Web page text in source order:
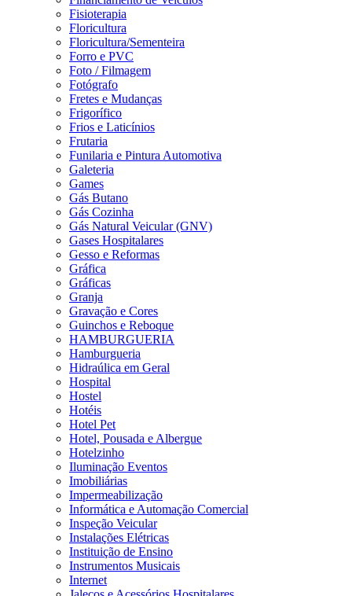
Fisioterapia
Floricultura
Floricultura/Sementeira
Forro e PVC
Foto / Filmagem
Fotógrafo
Fretes e Mudanças
Frigorífico
Frios e Laticínios
Frutaria
Funilaria e Pintura Automotiva
Galeteria
Games
Gás Butano
Gás Cozinha
Gás Natural Veicular (GNV)
Gases Hospitalares
Gesso e Reformas
Gráfica
Gráficas
Granja
Gravação e Cores
Guinchos e Reboque
HAMBURGUERIA
Hamburgueria
Hidraúlica em Geral
Hospital
Hostel
Hotéis
Hotel Pet
Hotel, Pousada e Albergue
Hotelzinho
Iluminação Eventos
Imobiliárias
Impermeabilização
Informática e Automação Comercial
Inspeção Veicular
Instalações Elétricas
Instituição de Ensino
Instrumentos Musicais
Internet